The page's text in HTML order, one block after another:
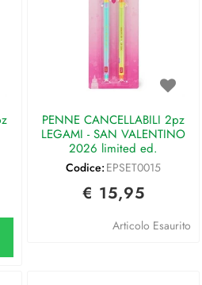
PENNE CANCELLABILI 2pz
LEGAMI - SAN VALENTINO
2026 limited ed.
Codice: EPSET0015
€ 15,95
Articolo Esaurito